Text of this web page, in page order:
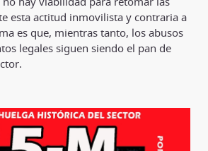
esta actitud inmovilista y contraria a
es que, mientras tanto, los abusos
legales siguen siendo el pan de